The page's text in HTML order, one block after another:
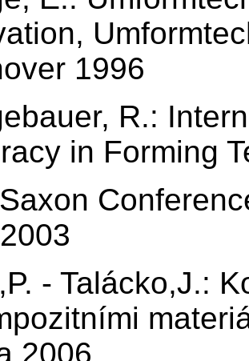
1996
R.:
in Forming
- Talácko,J.:
2006